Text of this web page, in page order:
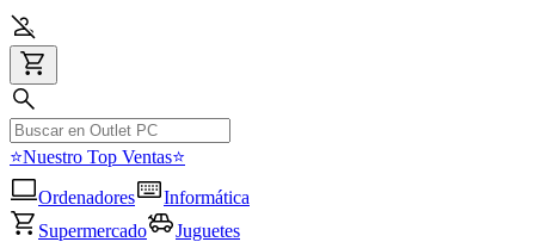
⭐Nuestro Top Ventas⭐
Ordenadores
Informática
Supermercado
Juguetes